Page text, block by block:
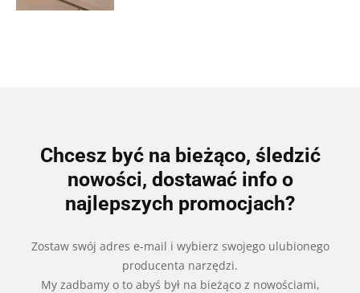
Chcesz być na bieżąco, śledzić
nowości, dostawać info o
najlepszych promocjach?
Zostaw swój adres e-mail i wybierz swojego ulubionego
producenta narzędzi.
My zadbamy o to abyś był na bieżąco z nowościami,